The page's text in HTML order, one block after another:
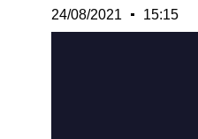
24/08/2021 15:15